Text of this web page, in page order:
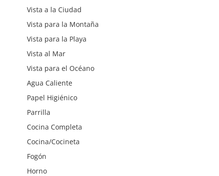
Vista a la Ciudad
Vista para la Montaña
Vista para la Playa
Vista al Mar
Vista para el Océano
Agua Caliente
Papel Higiénico
Parrilla
Cocina Completa
Cocina/Cocineta
Fogón
Horno